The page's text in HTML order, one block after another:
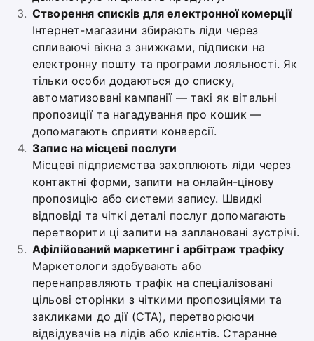
Створення списків для електронної комерції
Інтернет-магазини збирають ліди через
спливаючі вікна з знижками, підписки на
електронну пошту та програми лояльності. Як
тільки особи додаються до списку,
автоматизовані кампанії — такі як вітальні
пропозиції та нагадування про кошик —
допомагають сприяти конверсії.
Запис на місцеві послуги
Місцеві підприємства захоплюють ліди через
контактні форми, запити на онлайн-цінову
пропозицію або системи запису. Швидкі
відповіді та чіткі деталі послуг допомагають
перетворити ці запити на заплановані зустрічі.
Афілійований маркетинг і арбітраж трафіку
Маркетологи здобувають або
перенаправляють трафік на спеціалізовані
цільові сторінки з чіткими пропозиціями та
закликами до дії (CTA), перетворюючи
відвідувачів на лідів або клієнтів. Старанне